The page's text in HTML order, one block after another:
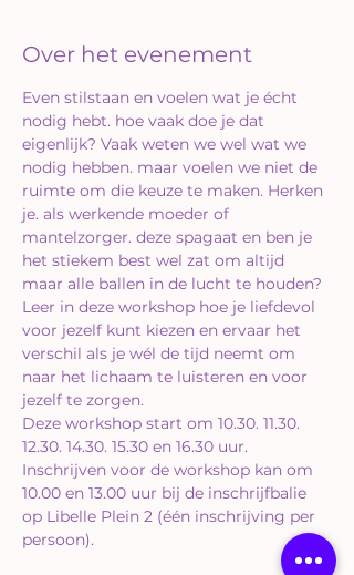
Over het evenement
Even stilstaan en voelen wat je écht
nodig hebt. hoe vaak doe je dat
eigenlijk? Vaak weten we wel wat we
nodig hebben. maar voelen we niet de
ruimte om die keuze te maken. Herken
je. als werkende moeder of
mantelzorger. deze spagaat en ben je
het stiekem best wel zat om altijd
maar alle ballen in de lucht te houden?
Leer in deze workshop hoe je liefdevol
voor jezelf kunt kiezen en ervaar het
verschil als je wél de tijd neemt om
naar het lichaam te luisteren en voor
jezelf te zorgen.
Deze workshop start om 10.30. 11.30.
12.30. 14.30. 15.30 en 16.30 uur.
Inschrijven voor de workshop kan om
10.00 en 13.00 uur bij de inschrijfbalie
op Libelle Plein 2 (één inschrijving per
persoon).